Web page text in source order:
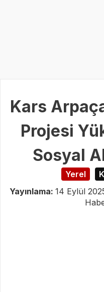
Kars
Projesi
Sosyal
Yerel
Yayınlama: 14 Eylül